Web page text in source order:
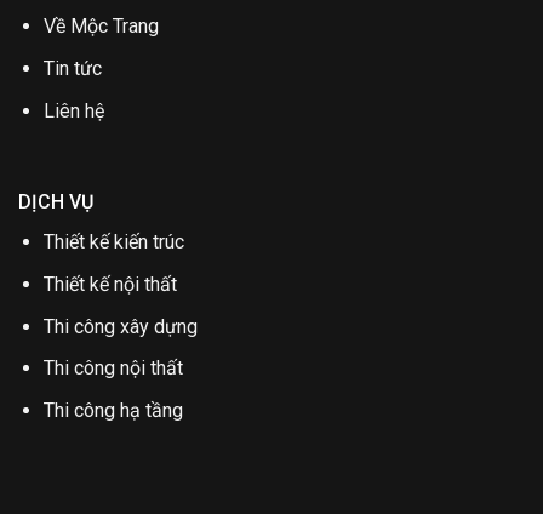
Về Mộc Trang
Tin tức
Liên hệ
DỊCH VỤ
Thiết kế kiến trúc
Thiết kế nội thất
Thi công xây dựng
Thi công nội thất
Thi công hạ tầng